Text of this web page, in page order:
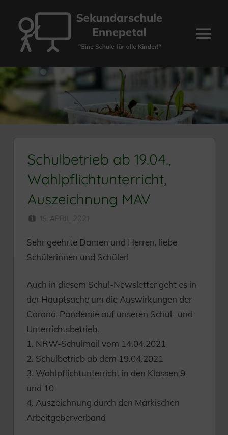
Inhalt
springen
Sekundarschule
Ennepetal
Menü
Schulbetrieb ab 19.04.,
Wahlpflichtunterricht,
Auszeichnung MAV
16. APRIL 2021
Sehr geehrte Damen und Herren, liebe
Schülerinnen und Schüler!
Auch in diesem Schul-Newsletter geht es in
der Hauptsache um die Auswirkungen der
Corona-Pandemie auf unseren Schul- und
Unterrichtsbetrieb.
1. NRW-Schulmail vom 14.04.2021
2. Schulbetrieb ab dem 19.04.2021
3. Wahlpflichtunterricht in den Klassen 9
und 10
4. Auszeichnung durch den Märkischen
Arbeitgeberverband